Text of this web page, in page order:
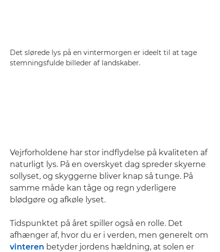
Det slørede lys på en vintermorgen er ideelt til at tage
stemningsfulde billeder af landskaber.
Vejrforholdene har stor indflydelse på kvaliteten af
naturligt lys. På en overskyet dag spreder skyerne
sollyset, og skyggerne bliver knap så tunge. På
samme måde kan tåge og regn yderligere
blødgøre og afkøle lyset.
Tidspunktet på året spiller også en rolle. Det
afhænger af, hvor du er i verden, men generelt om
vinteren betyder jordens hældning, at solen er